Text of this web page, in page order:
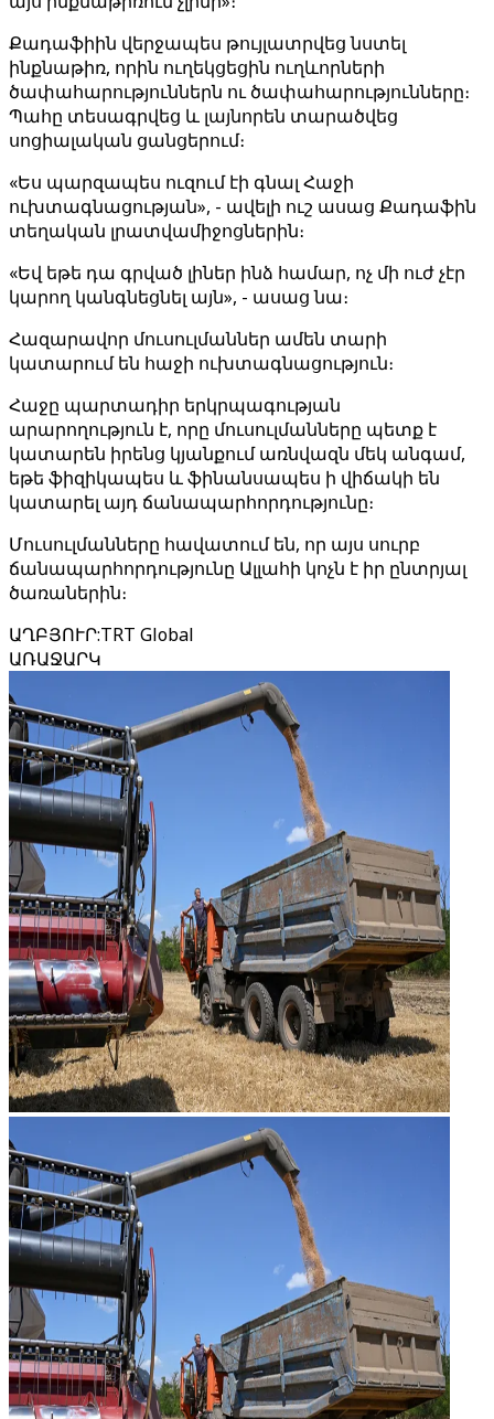
Քադաֆիին վերջապես թույլատրվեց նստել
ինքնաթիռ, որին ուղեկցեցին ուղևորների
ծափահարություններն ու ծափահարությունները։
Պահը տեսագրվեց և լայնորեն տարածվեց
սոցիալական ցանցերում։
«Ես պարզապես ուզում էի գնալ Հաջի
ուխտագնացության», - ավելի ուշ ասաց Քադաֆին
տեղական լրատվամիջոցներին։
«Եվ եթե դա գրված լիներ ինձ համար, ոչ մի ուժ չէր
կարող կանգնեցնել այն», - ասաց նա։
Հազարավոր մուսուլմաններ ամեն տարի
կատարում են հաջի ուխտագնացություն։
Հաջը պարտադիր երկրպագության
արարողություն է, որը մուսուլմանները պետք է
կատարեն իրենց կյանքում առնվազն մեկ անգամ,
եթե ֆիզիկապես և ֆինանսապես ի վիճակի են
կատարել այդ ճանապարհորդությունը։
Մուսուլմանները հավատում են, որ այս սուրբ
ճանապարհորդությունը Ալլահի կոչն է իր ընտրյալ
ծառաներին։
ԱՂԲՅՈՒՐ:TRT Global
ԱՌԱՋԱՐԿ